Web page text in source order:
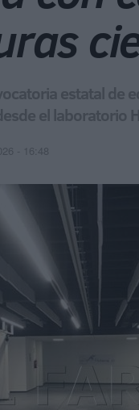
estatal de
el laboratorio
- 16:48